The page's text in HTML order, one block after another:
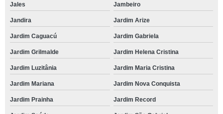
Jales Jambeiro
Jandira Jardim Arize
Jardim Caguacú Jardim Gabriela
Jardim Grilmalde Jardim Helena Cristina
Jardim Luzitânia Jardim Maria Cristina
Jardim Mariana Jardim Nova Conquista
Jardim Prainha Jardim Record